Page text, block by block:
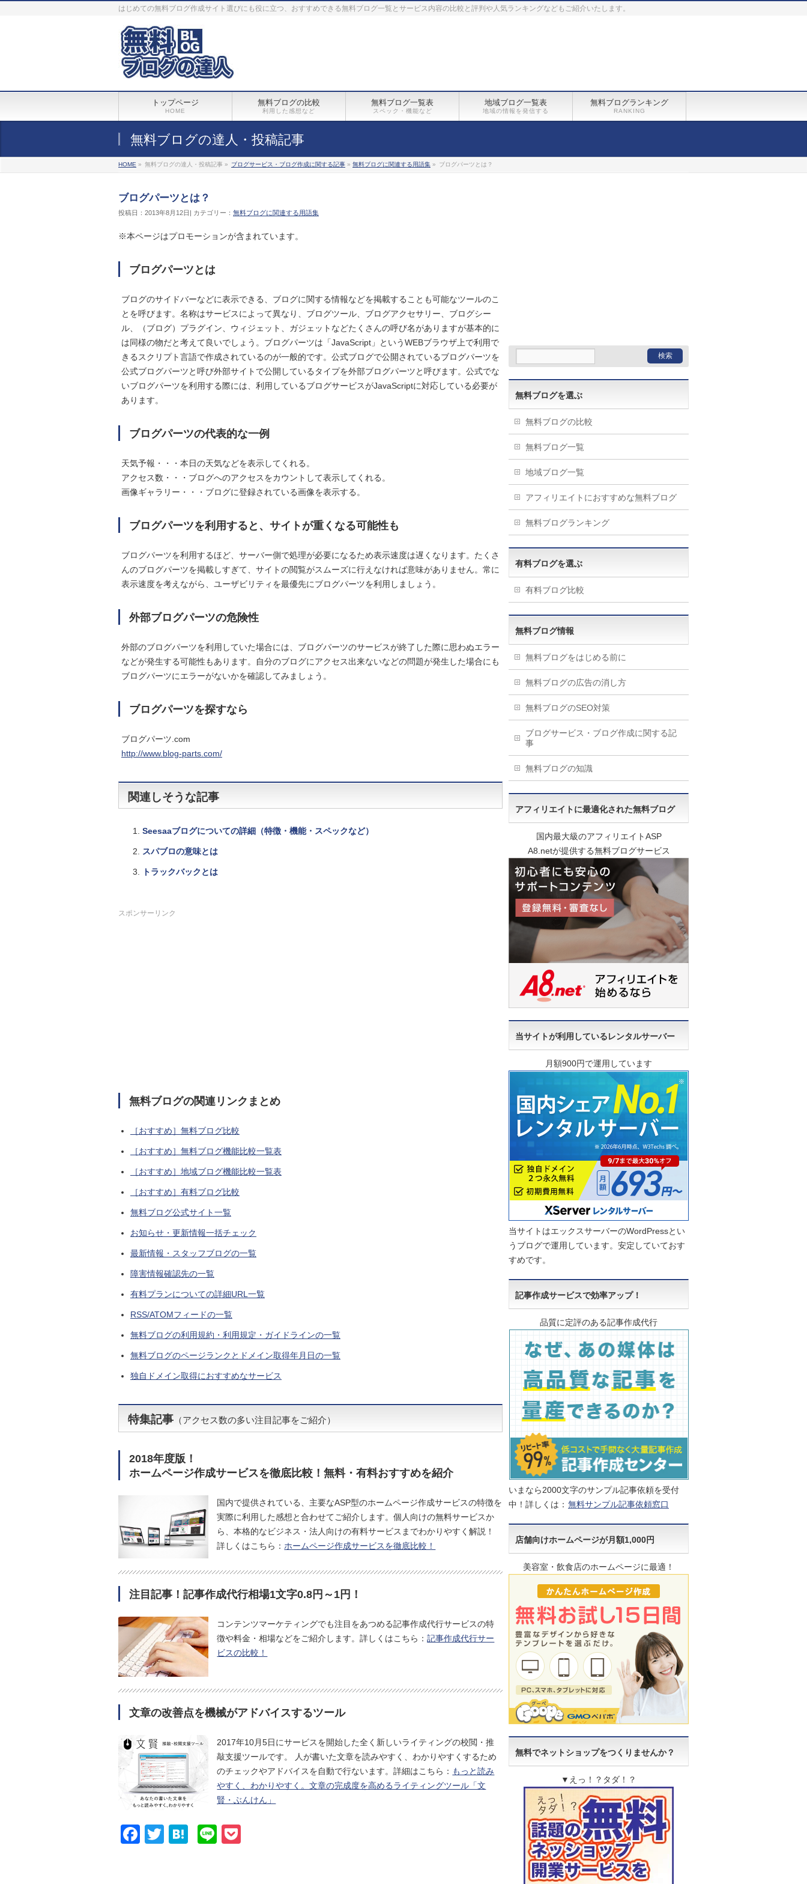
はじめての無料ブログ作成サイト選びにも役に立つ、おすすめできる無料ブログ一覧とサービス内容の比較と評判や人気ランキングなどもご紹介いたします。
トップページ
HOME
無料ブログの比較
利用した感想など
無料ブログ一覧表
スペック・機能など
地域ブログ一覧表
地域の情報を発信する
無料ブログランキング
RANKING
無料ブログの達人・投稿記事
HOME » 無料ブログの達人・投稿記事 » ブログサービス・ブログ作成に関する記事 » 無料ブログに関連する用語集 » ブログパーツとは？
ブログパーツとは？
投稿日：2013年8月12日| カテゴリー： 無料ブログに関連する用語集
ブログパーツとは
ブログのサイドバーなどに表示できる、ブログに関する情報などを掲載することも可能なツールのこ
とを呼びます。名称はサービスによって異なり、ブログツール、ブログアクセサリー、ブログシー
ル、（ブログ）プラグイン、ウィジェット、ガジェットなどたくさんの呼び名がありますが基本的に
は同様の物だと考えて良いでしょう。ブログパーツは「JavaScript」というWEBブラウザ上で利用で
きるスクリプト言語で作成されているのが一般的です。公式ブログで公開されているブログパーツを
公式ブログパーツと呼び外部サイトで公開しているタイプを外部ブログパーツと呼びます。公式でな
いブログパーツを利用する際には、利用しているブログサービスがJavaScriptに対応している必要が
あります。
ブログパーツの代表的な一例
天気予報・・・本日の天気などを表示してくれる。
アクセス数・・・ブログへのアクセスをカウントして表示してくれる。
画像ギャラリー・・・ブログに登録されている画像を表示する。
ブログパーツを利用すると、サイトが重くなる可能性も
ブログパーツを利用するほど、サーバー側で処理が必要になるため表示速度は遅くなります。たくさ
んのブログパーツを掲載しすぎて、サイトの閲覧がスムーズに行えなければ意味がありません。常に
表示速度を考えながら、ユーザビリティを最優先にブログパーツを利用しましょう。
外部ブログパーツの危険性
外部のブログパーツを利用していた場合には、ブログパーツのサービスが終了した際に思わぬエラー
などが発生する可能性もあります。自分のブログにアクセス出来ないなどの問題が発生した場合にも
ブログパーツにエラーがないかを確認してみましょう。
ブログパーツを探すなら
ブログパーツ.com
http://www.blog-parts.com/
関連しそうな記事
Seesaaブログについての詳細（特徴・機能・スペックなど）
スパブロの意味とは
トラックバックとは
スポンサーリンク
無料ブログの関連リンクまとめ
［おすすめ］無料ブログ比較
［おすすめ］無料ブログ機能比較一覧表
［おすすめ］地域ブログ機能比較一覧表
［おすすめ］有料ブログ比較
無料ブログ公式サイト一覧
お知らせ・更新情報一括チェック
最新情報・スタッフブログの一覧
障害情報確認先の一覧
有料プランについての詳細URL一覧
RSS/ATOMフィードの一覧
無料ブログの利用規約・利用規定・ガイドラインの一覧
無料ブログのページランクとドメイン取得年月日の一覧
独自ドメイン取得におすすめなサービス
特集記事 （アクセス数の多い注目記事をご紹介）
2018年度版！
ホームページ作成サービスを徹底比較！無料・有料おすすめを紹介
国内で提供されている、主要なASP型のホームページ作成サービスの特徴を
実際に利用した感想と合わせてご紹介します。個人向けの無料サービスか
ら、本格的なビジネス・法人向けの有料サービスまでわかりやすく解説！
詳しくはこちら： ホームページ作成サービスを徹底比較！
注目記事！記事作成代行相場1文字0.8円～1円！
コンテンツマーケティングでも注目をあつめる記事作成代行サービスの特
徴や料金・相場などをご紹介します。詳しくはこちら：記事作成代行サー
ビスの比較！
文章の改善点を機械がアドバイスするツール
2017年10月5日にサービスを開始した全く新しいライティングの校閲・推
敲支援ツールです。 人が書いた文章を読みやすく、わかりやすくするため
のチェックやアドバイスを自動で行ないます。詳細はこちら： もっと読み
やすく、わかりやすく。文章の完成度を高めるライティングツール「文
賢・ぶんけん」
Facebook
TwitterHatena
Line
無料ブログを選ぶ
無料ブログの比較
無料ブログ一覧
地域ブログ一覧
アフィリエイトにおすすめな無料ブログ
無料ブログランキング
有料ブログを選ぶ
有料ブログ比較
無料ブログ情報
無料ブログをはじめる前に
無料ブログの広告の消し方
無料ブログのSEO対策
ブログサービス・ブログ作成に関する記
事
無料ブログの知識
アフィリエイトに最適化された無料ブログ
国内最大級のアフィリエイトASP
A8.netが提供する無料ブログサービス
当サイトが利用しているレンタルサーバー
月額900円で運用しています
当サイトはエックスサーバーのWordPressとい
うブログで運用しています。安定していておす
すめです。
記事作成サービスで効率アップ！
品質に定評のある記事作成代行
いまなら2000文字のサンプル記事依頼を受付
中！詳しくは： 無料サンプル記事依頼窓口
店舗向けホームページが月額1,000円
美容室・飲食店のホームページに最適！
無料でネットショップをつくりませんか？
▼えっ！？タダ！？